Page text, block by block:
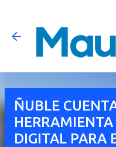
Ir al
ÑUBLE
DIGITAL PARA